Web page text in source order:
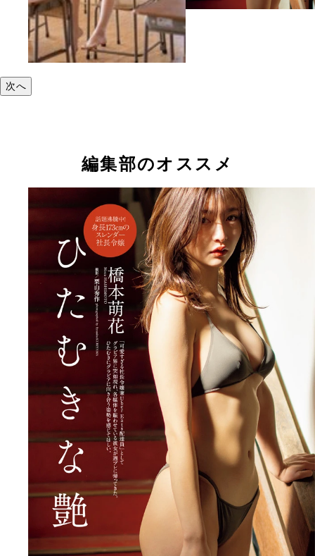
次へ
編集部のオススメ